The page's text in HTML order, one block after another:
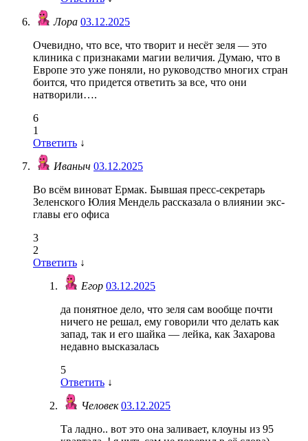
Лора 03.12.2025
Очевидно, что все, что творит и несёт зеля — это
клиника с признаками магии величия. Думаю, что в
Европе это уже поняли, но руководство многих стран
боится, что придется ответить за все, что они
натворили….
6
1
Ответить ↓
Иваныч 03.12.2025
Во всём виноват Ермак. Бывшая пресс‑секретарь
Зеленского Юлия Мендель рассказала о влиянии экс-
главы его офиса
3
2
Ответить ↓
Егор 03.12.2025
да понятное дело, что зеля сам вообще почти
ничего не решал, ему говорили что делать как
запад, так и его шайка — лейка, как Захарова
недавно высказалась
5
Ответить ↓
Человек03.12.2025
Та ладно.. вот это она заливает, клоуны из 95